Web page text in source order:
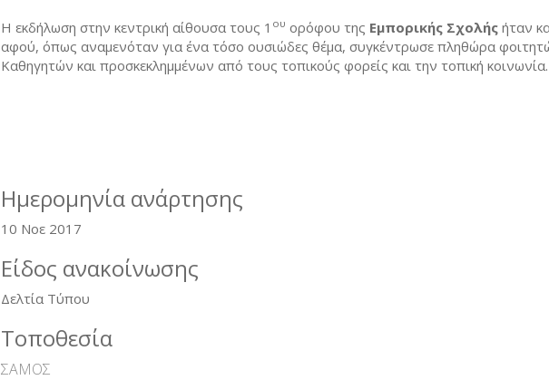
Η εκδήλωση στην κεντρική αίθουσα τους 1 ου ορόφου της Εμπορικής Σχολής ήταν
αφού, όπως αναμενόταν για ένα τόσο ουσιώδες θέμα, συγκέντρωσε πληθώρα
Καθηγητών και προσκεκλημμένων από τους τοπικούς φορείς και την τοπική κοινωνία.
Ημερομηνία ανάρτησης
10 Νοε 2017
Είδος ανακοίνωσης
Δελτία Τύπου
Τοποθεσία
ΣΑΜΟΣ